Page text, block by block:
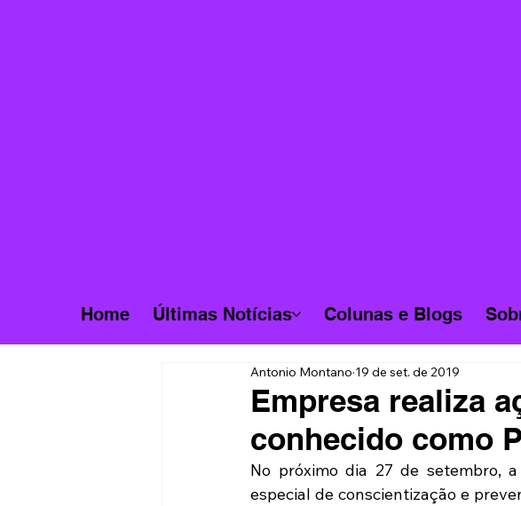
Home Últimas Notícias Colunas e Blogs
Empresa realiza
conhecido como
Antonio Montano 19 de set. de 2019
No próximo dia 27 de setembro,
especial de conscientização e